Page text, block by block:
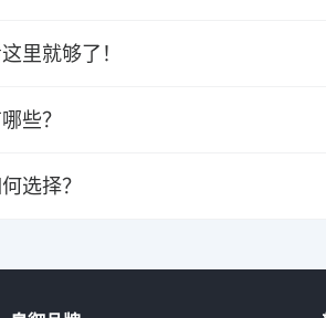
里就够了！
些？
选择？